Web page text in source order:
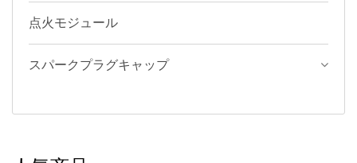
点火モジュール
スパークプラグキャップ